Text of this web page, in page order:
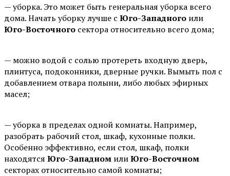
— уборка. Это может быть генеральная уборка всего
дома. Начать уборку лучше с Юго-Западного или
Юго-Восточного сектора относительно всего дома;
— можно водой с солью протереть входную дверь,
плинтуса, подоконники, дверные ручки. Вымыть пол с
добавлением отвара полыни, либо любых эфирных
масел;
— уборка в пределах одной комнаты. Например,
разобрать рабочий стол, шкаф, кухонные полки.
Особенно эффективно, если стол, шкаф, полки
находятся Юго-Западном илиЮго-Восточном
секторах относительно самой комнаты;